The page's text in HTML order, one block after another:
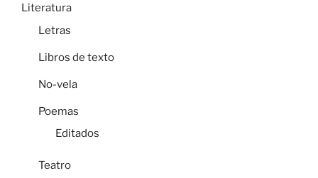
Literatura
Letras
Libros de texto
No-vela
Poemas
Editados
Teatro